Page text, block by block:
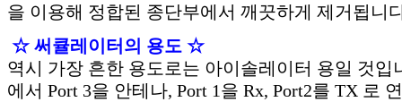
을 이용해 정합된 종단부에서 깨끗하게 제거됩니
☆ 써큘레이터의 용도 ☆
역시 가장 흔한 용도로는 아이솔레이터 용일 것입
에서 Port 3을 안테나, Port 1을 Rx, Port2를 TX 로